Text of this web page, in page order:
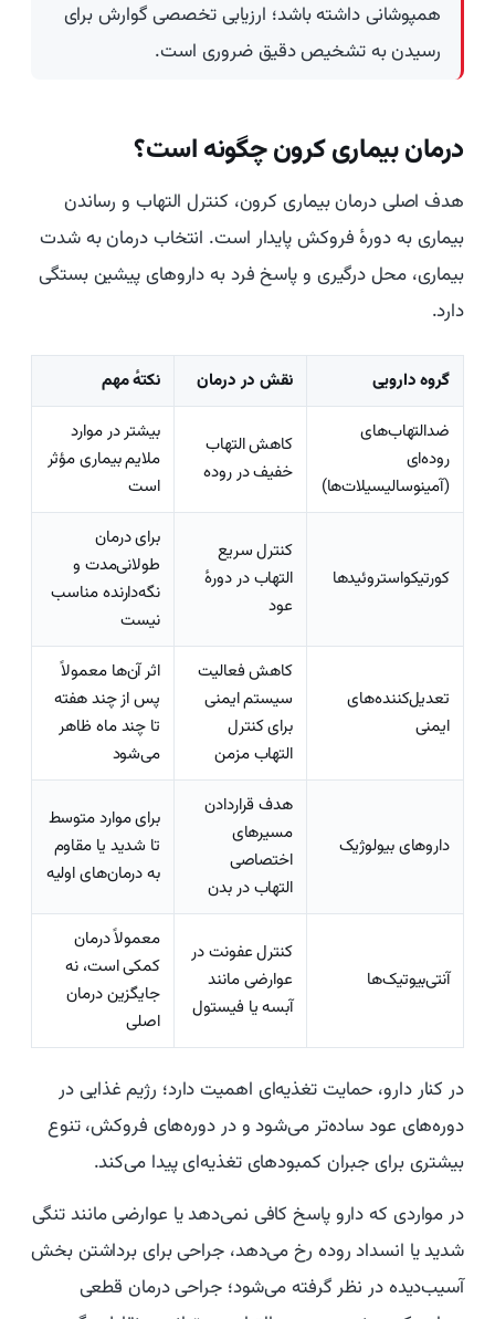
همپوشانی داشته باشد؛ ارزیابی تخصصی گوارش برای
رسیدن به تشخیص دقیق ضروری است.
درمان بیماری کرون چگونه است؟
هدف اصلی درمان بیماری کرون، کنترل التهاب و رساندن
بیماری به دورهٔ فروکش پایدار است. انتخاب درمان به شدت
بیماری، محل درگیری و پاسخ فرد به داروهای پیشین بستگی
دارد.
گروه دارویی نقش در درمان
نکتهٔ مهم
ضدالتهاب‌های
روده‌ای
(آمینوسالیسیلات‌ها)
کاهش التهاب
خفیف در روده
بیشتر در موارد
ملایم بیماری مؤثر
است
کورتیکواستروئیدها
کنترل سریع
التهاب در دورهٔ
عود
برای درمان
طولانی‌مدت و
نگه‌دارنده مناسب
نیست
تعدیل‌کننده‌های
ایمنی
کاهش فعالیت
سیستم ایمنی
برای کنترل
التهاب مزمن
اثر آن‌ها معمولاً
پس از چند هفته
تا چند ماه ظاهر
می‌شود
داروهای بیولوژیک
هدف قراردادن
مسیرهای
اختصاصی
التهاب در بدن
برای موارد متوسط
تا شدید یا مقاوم
به درمان‌های اولیه
آنتی‌بیوتیک‌ها
کنترل عفونت در
عوارضی مانند
آبسه یا فیستول
معمولاً درمان
کمکی است، نه
جایگزین درمان
اصلی
در کنار دارو، حمایت تغذیه‌ای اهمیت دارد؛ رژیم غذایی در
دوره‌های عود ساده‌تر می‌شود و در دوره‌های فروکش، تنوع
بیشتری برای جبران کمبودهای تغذیه‌ای پیدا می‌کند.
در مواردی که دارو پاسخ کافی نمی‌دهد یا عوارضی مانند تنگی
شدید یا انسداد روده رخ می‌دهد، جراحی برای برداشتن بخش
آسیب‌دیده در نظر گرفته می‌شود؛ جراحی درمان قطعی